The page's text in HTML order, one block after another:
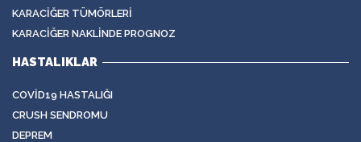
KARACIĞER TÜMÖRLERI
KARACIĞER NAKLINDE PROGNOZ
HASTALIKLAR
COVID19 HASTALIĞI
CRUSH SENDROMU
DEPREM